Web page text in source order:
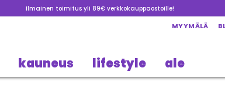
Ilmainen toimitus yli 89€ verkkokauppaostoille!
MYYMÄLÄ
kauneus lifestyle ale